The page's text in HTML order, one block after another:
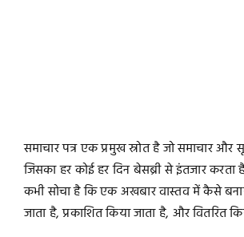
समाचार पत्र एक प्रमुख स्रोत है जो समाचार और
जिसका हर कोई हर दिन बेसब्री से इंतजार
कभी सोचा है कि एक अखबार वास्तव में कैसे
जाता है, प्रकाशित किया जाता है, और वितरित